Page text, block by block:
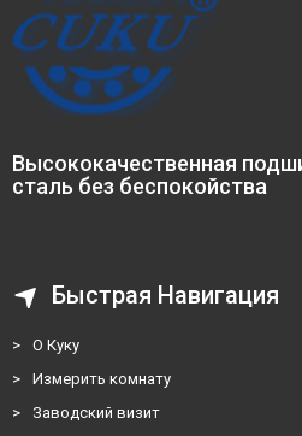
Высококачественная
сталь без беспокойства
Быстрая Навигация
>
О Куку
>
Измерить комнату
>
Заводский визит